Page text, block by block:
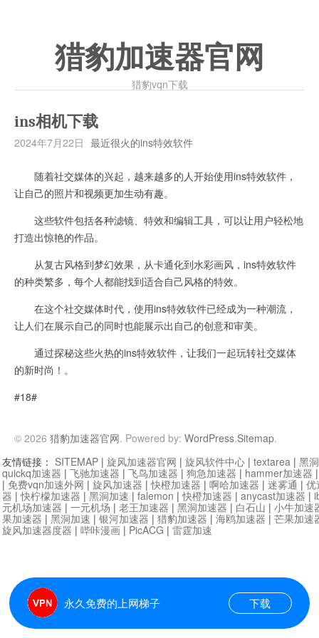
猎豹加速器官网
猎豹vqn下载
ins相机下载
2024年7月22日 最近很火的ins特效软件
随着社交媒体的兴起，越来越多的人开始使用ins特效软件，
让自己的照片和视频更加生动有趣。
这些软件包括各种滤镜、特效和编辑工具，可以让用户轻松地
打造出惊艳的作品。
从复古风格到梦幻效果，从卡通化到水彩画风，ins特效软件
的种类繁多，每个人都能找到适合自己风格的特效。
在这个社交媒体时代，使用ins特效软件已经成为一种潮流，
让人们在展示自己的同时也能展示出自己的创意和审美。
通过探秘这些火热的ins特效软件，让我们一起玩转社交媒体
的新时尚！。
#18#
© 2026 猎豹加速器官网. Powered by: WordPress.Sitemap.
永久免费的上网梯子 下载
友情链接： SITEMAP | 旋风加速器官网 | 旋风软件中心 | textarea | 黑
quickq加速器 | 飞驰加速器 | 飞鸟加速器 | 狗急加速器 | hammer加速器
| 免费vqn加速外网 | 旋风加速器 |快橙加速器 | 啊哈加速器 | 迷雾通 | 优
器 |快柠檬加速器 | 黑洞加速 | falemon |快橙加速器 | anycast加速器 |
元机场加速器 | 一元机场 | 老王加速器 | 黑洞加速器 | 白石山 | 小牛加速
果加速器 | 黑洞加速 | 银河加速器 | 猎豹加速器 | 海鸥加速器 | 芒果加速
旋风加速器度器 | 哔咔漫画 | PicACG | 雷霆加速